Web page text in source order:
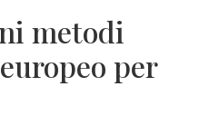
metodi
per